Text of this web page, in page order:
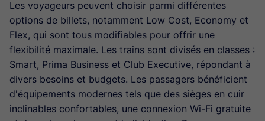
Les voyageurs peuvent choisir parmi différentes
options de billets, notamment Low Cost, Economy et
Flex, qui sont tous modifiables pour offrir une
flexibilité maximale. Les trains sont divisés en classes :
Smart, Prima Business et Club Executive, répondant à
divers besoins et budgets. Les passagers bénéficient
d'équipements modernes tels que des sièges en cuir
inclinables confortables, une connexion Wi-Fi gratuite